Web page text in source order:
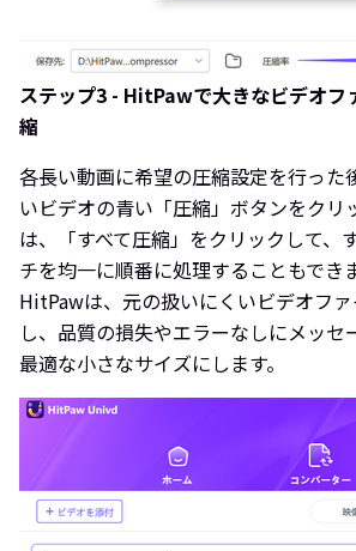
ステップ3 - HitPawで大きなビデオフ
縮
各長い動画に希望の圧縮設定を行った
いビデオの青い「圧縮」ボタンをクリ
は、「すべて圧縮」をクリックして、
チを均一に順番に処理することもでき
HitPawは、元の扱いにくいビデオフ
し、品質の損失やエラーなしにメッセ
最適な小さなサイズにします。